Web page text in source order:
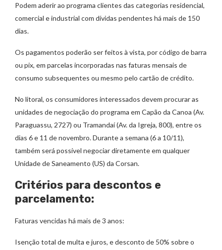
Podem aderir ao programa clientes das categorias residencial,
comercial e industrial com dívidas pendentes há mais de 150
dias.
Os pagamentos poderão ser feitos à vista, por código de barra
ou pix, em parcelas incorporadas nas faturas mensais de
consumo subsequentes ou mesmo pelo cartão de crédito.
No litoral, os consumidores interessados devem procurar as
unidades de negociação do programa em Capão da Canoa (Av.
Paraguassu, 2727) ou Tramandaí (Av. da Igreja, 800), entre os
dias 6 e 11 de novembro. Durante a semana (6 a 10/11),
também será possível negociar diretamente em qualquer
Unidade de Saneamento (US) da Corsan.
Critérios para descontos e
parcelamento:
Faturas vencidas há mais de 3 anos:
Isenção total de multa e juros, e desconto de 50% sobre o